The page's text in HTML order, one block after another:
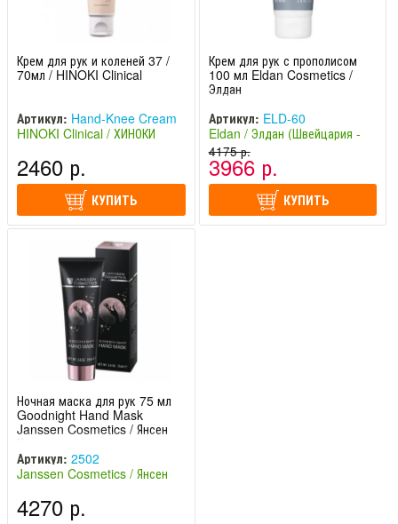
Крем для рук и коленей 37 /
70мл / HINOKI Clinical
Артикул: Hand-Knee Cream
HINOKI Clinical / ХИНОКИ
2460 р.
КУПИТЬ
Крем для рук с прополисом
100 мл Eldan Cosmetics /
Элдан
Артикул: ELD-60
Eldan / Элдан (Швейцария -
Италия)
4175 р.
3966 р.
КУПИТЬ
Ночная маска для рук 75 мл
Goodnight Hand Mask
Janssen Cosmetics / Янсен
Косметикс
Артикул: 2502
Janssen Cosmetics / Янсен
4270 р.